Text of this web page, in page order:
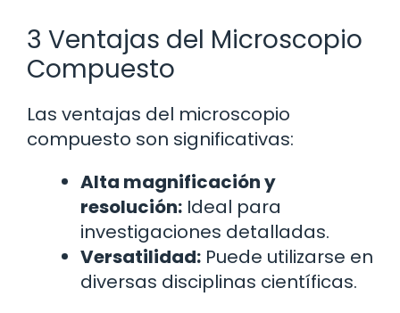
3 Ventajas del Microscopio
Compuesto
Las ventajas del microscopio
compuesto son significativas:
Alta magnificación y
resolución: Ideal para
investigaciones detalladas.
Versatilidad: Puede utilizarse en
diversas disciplinas científicas.